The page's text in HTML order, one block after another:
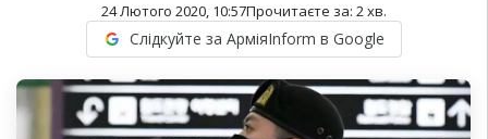
24 Лютого 2020, 10:57Прочитаєте за: 2хв.
Слідкуйте за АрміяInform в Google